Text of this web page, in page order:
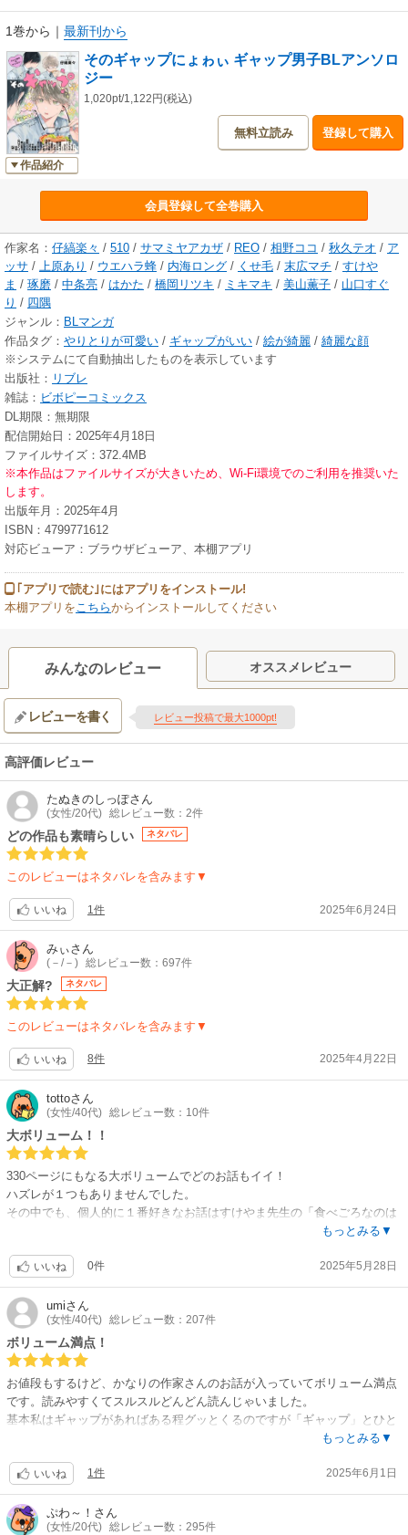
【comic】
相野ココ/秋久テオ/アッサ/上原あり/ウエハラ蜂/内海ロング/くせ毛/末広マ
チ/すけやま/琢磨/中条 亮/はかた/橋岡リツキ/ミキマキ/美山薫子/山口すぐ
り/四隅
1巻から ｜ 最新刊から
作品紹介
そのギャップにょゎぃ ギャップ男子BLアンソロ
ジー
1,020pt/1,122円(税込)
無料立読み 登録して購入
会員登録して全巻購入
作家名： 仔縞楽々 / 510 / サマミヤアカザ / REO / 相野ココ / 秋久テオ / ア
ッサ / 上原あり / ウエハラ蜂 / 内海ロング / くせ毛 / 末広マチ / すけや
ま / 琢磨 / 中条亮 / はかた / 橋岡リツキ / ミキマキ / 美山薫子 / 山口すぐ
り / 四隅
ジャンル： BLマンガ
作品タグ： やりとりが可愛い / ギャップがいい / 絵が綺麗 / 綺麗な顔
※システムにて自動抽出したものを表示しています
出版社： リブレ
雑誌： ビボピーコミックス
DL期限：無期限
配信開始日：2025年4月18日
ファイルサイズ：372.4MB
※本作品はファイルサイズが大きいため、Wi-Fi環境でのご利用を推奨いた
します。
出版年月：2025年4月
ISBN：4799771612
対応ビューア：ブラウザビューア、本棚アプリ
｢アプリで読む｣にはアプリをインストール!
本棚アプリをこちらからインストールしてください
みんなのレビュー オススメレビュー
レビューを書く レビュー投稿で最大1000pt!
高評価レビュー
たぬきのしっぽさん
(女性/20代) 総レビュー数：2件
どの作品も素晴らしい ネタバレ
このレビューはネタバレを含みます▼
いいね 1件 2025年6月24日
みぃさん
(－/－) 総レビュー数：697件
大正解? ネタバレ
このレビューはネタバレを含みます▼
いいね 8件 2025年4月22日
tottoさん
(女性/40代) 総レビュー数：10件
大ボリューム！！
330ページにもなる大ボリュームでどのお話もイイ！
ハズレが１つもありませんでした。
その中でも、個人的に１番好きなお話はすけやま先生の「食べごろなのは
イチゴだけ」にハマり、読み終えたあともキャラクターたちが頭から離れ
「ごっつい体格の受け×小柄で綺麗な顔の攻め」という体格差がたまらな
いです。
一見、見た目から攻めと受けが逆では？と思ってしまいましたが、そのギ
ャップが最高で2人のやり取りが超絶可愛かったです。
もっとみる▼
いいね 0件 2025年5月28日
umiさん
(女性/40代) 総レビュー数：207件
ボリューム満点！
お値段もするけど、かなりの作家さんのお話が入っていてボリューム満点
です。読みやすくてスルスルどんどん読んじゃいました。
基本私はギャップがあればある程グッとくるのですが「ギャップ」とひと
口に言っても、こんなに沢山のラインナップのギャップがあったんだな
そーだなぁ私はリーマン系が好きなので個人的には内海ロング先生のお話
が好きでした♡
もっとみる▼
いいね 1件 2025年6月1日
ぷわ～！ さん
(女性/20代) 総レビュー数：295件